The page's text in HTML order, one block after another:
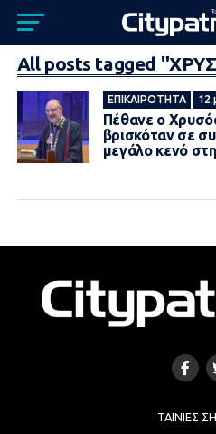
All posts tagged
ΕΠΙΚΑΙΡΌΤΗΤΑ 12
Πέθανε ο
βρισκόταν σε
μεγάλο κενό
ΤΑΙΝΊΕΣ